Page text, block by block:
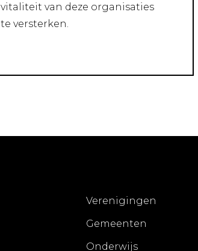
vitaliteit van deze organisaties
te versterken.
Verenigingen
Gemeenten
Onderwijs